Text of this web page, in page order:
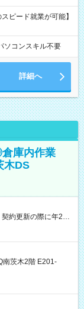
ピード就業が可能】
ソコンスキル不要
詳細へ
庫内作業
木DS
約更新の際に年2回
夜割増賃金 (22:00～
は本採用時と同じ
南茨木2階 E201-